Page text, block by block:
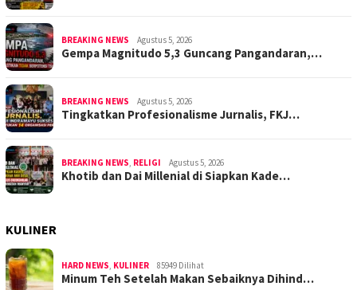
BREAKING NEWS Agustus 5, 2026
Gempa Magnitudo 5,3 Guncang Pangandaran,…
BREAKING NEWS Agustus 5, 2026
Tingkatkan Profesionalisme Jurnalis, FKJ…
BREAKING NEWS, RELIGI Agustus 5, 2026
Khotib dan Dai Millenial di Siapkan Kade…
KULINER
HARD NEWS, KULINER 85949 Dilihat
Minum Teh Setelah Makan Sebaiknya Dihind…